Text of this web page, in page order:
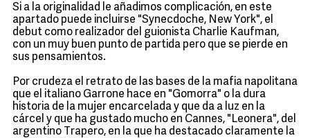
Si a la originalidad le añadimos complicación, en este
apartado puede incluirse "Synecdoche, New York", el
debut como realizador del guionista Charlie Kaufman,
con un muy buen punto de partida pero que se pierde en
sus pensamientos.
Por crudeza el retrato de las bases de la mafia napolitana
que el italiano Garrone hace en "Gomorra" o la dura
historia de la mujer encarcelada y que da a luz en la
cárcel y que ha gustado mucho en Cannes, "Leonera", del
argentino Trapero, en la que ha destacado claramente la